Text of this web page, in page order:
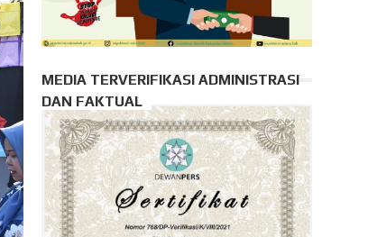
MEDIA TERVERIFIKASI ADMINISTRASI
DAN FAKTUAL